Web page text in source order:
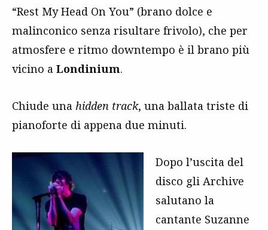
“Rest My Head On You” (brano dolce e
malinconico senza risultare frivolo), che per
atmosfere e ritmo downtempo è il brano più
vicino a Londinium.
Chiude una hidden track, una ballata triste di
pianoforte di appena due minuti.
Dopo l’uscita del
disco gli Archive
salutano la
cantante Suzanne